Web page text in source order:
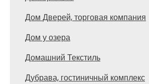
Дом Дверей, торговая компания
Дом у озера
Домашний Текстиль
Дубрава, гостиничный комплекс